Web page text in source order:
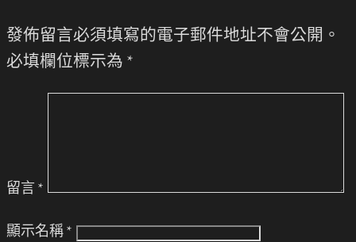
發佈留言必須填寫的電子郵件地址不會公開。
必填欄位標示為 *
留言 *
顯示名稱 *